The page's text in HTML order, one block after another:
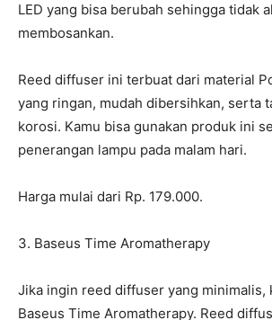
LED yang bisa berubah sehingga tidak
membosankan.
Reed diffuser ini terbuat dari material
yang ringan, mudah dibersihkan, serta
korosi. Kamu bisa gunakan produk ini
penerangan lampu pada malam hari.
Harga mulai dari Rp. 179.000.
3. Baseus Time Aromatherapy
Jika ingin reed diffuser yang minimalis,
Baseus Time Aromatherapy. Reed